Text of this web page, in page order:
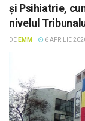
şi Psihiatrie,
nivelul
DE EMM 6 APRILIE